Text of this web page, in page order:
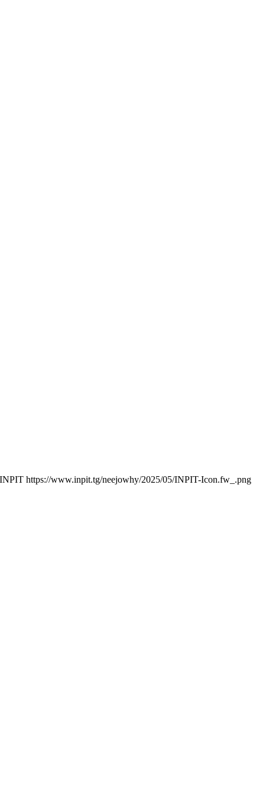
INPIT https://www.inpit.tg/neejowhy/2025/05/INPIT-Icon.fw_.png